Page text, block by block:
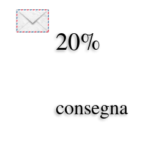
20%
consegna